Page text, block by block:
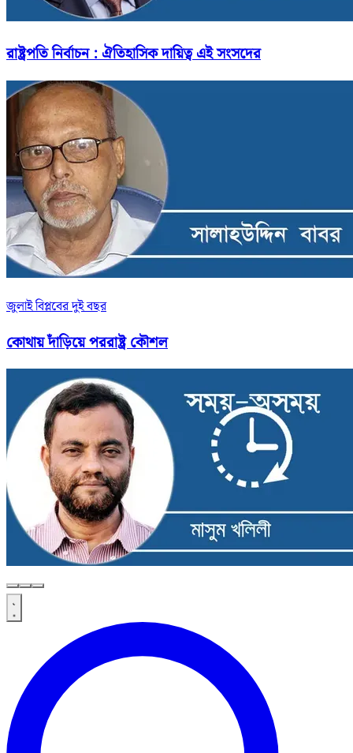
রাষ্ট্রপতি নির্বাচন : ঐতিহাসিক দায়িত্ব এই সংসদের
জুলাই বিপ্লবের দুই বছর
কোথায় দাঁড়িয়ে পররাষ্ট্র কৌশল